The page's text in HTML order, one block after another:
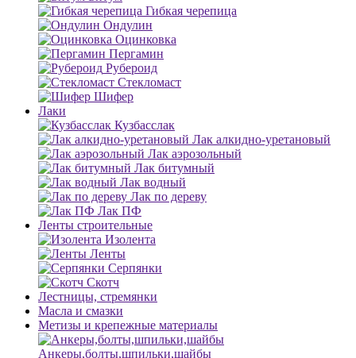
Гибкая черепица
Ондулин
Оцинковка
Пергамин
Рубероид
Стекломаст
Шифер
Лаки
Кузбасслак
Лак алкидно-уретановый
Лак аэрозольный
Лак битумный
Лак водный
Лак по дереву
Лак ПФ
Ленты строительные
Изолента
Ленты
Серпянки
Скотч
Лестницы, стремянки
Масла и смазки
Метизы и крепежные материалы
Анкеры,болты,шпильки,шайбы